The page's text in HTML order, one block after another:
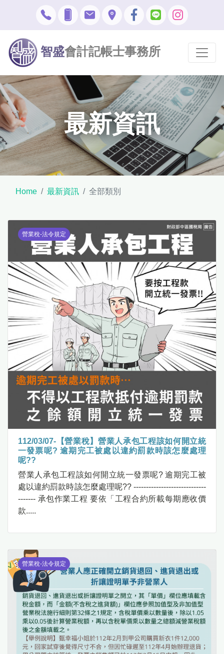
智盛會計記帳士事務所
最新資訊
Home 最新資訊 全部類別
營業稅-法令規定
112/03/07-【營業稅】營業人承包工程該如何開立統
一發票呢? 逾期完工被處以違約罰款時該怎麼處理
呢??
營業人承包工程該如何開立統一發票呢? 逾期完工被
處以違約罰款時該怎麼處理呢?? -----------------------------
------- 承包作業工程 要依「工程合約所載每期應收價
款.....
營業稅-法令規定